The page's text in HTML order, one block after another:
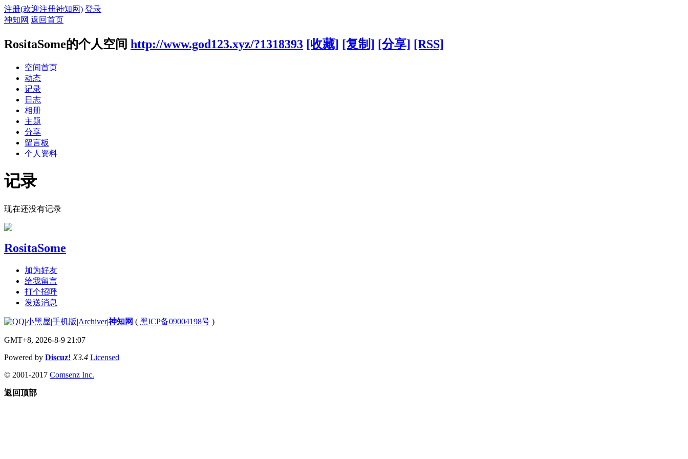
注册(欢迎注册神知网) 登录
神知网 返回首页
RositaSome的个人空间 http://www.god123.xyz/?1318393 [收藏] [复制] [分享] [RSS]
空间首页
动态
记录
日志
相册
主题
分享
留言板
个人资料
记录
现在还没有记录
RositaSome
加为好友
给我留言
打个招呼
发送消息
|小黑屋|手机版|Archiver|神知网 ( 黑ICP备09004198号 )
GMT+8, 2026-8-9 21:07
Powered by Discuz! X3.4 Licensed
© 2001-2017 Comsenz Inc.
返回顶部